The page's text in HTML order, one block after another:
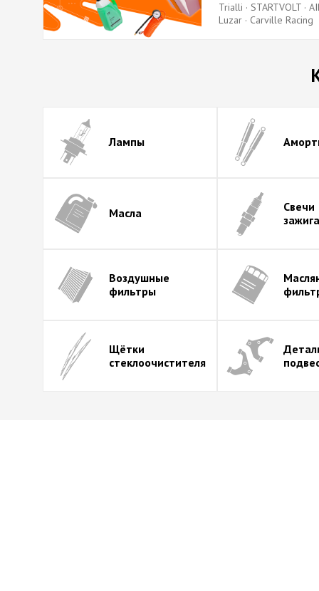
Trialli · STARTVOLT ·
Luzar · Carville Racing
Лампы
Масла
Свечи
Воздушные
фильтры
Щётки
стеклоочистителя